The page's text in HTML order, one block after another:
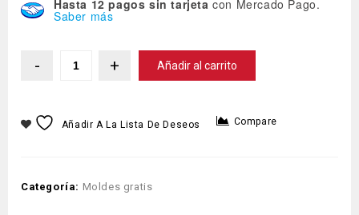
Hasta 12 pagos sin tarjeta con Mercado Pago.
Saber más
Añadir al carrito
Añadir A La Lista De Deseos Compare
Categoría: Moldes gratis